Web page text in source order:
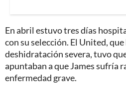
En abril estuvo tres días
con su selección. El United,
deshidratación severa, tuvo
apuntaban a que James sufría
enfermedad grave.